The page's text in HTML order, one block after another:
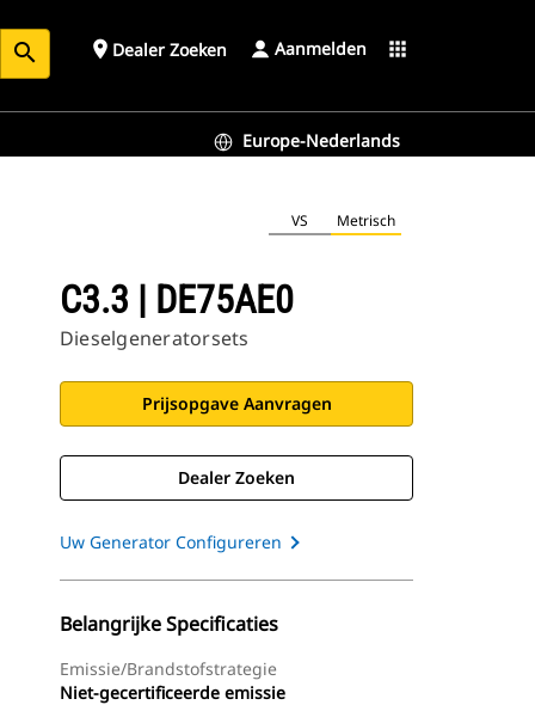
search place Dealer Zoeken Aanmelden apps
Europe-Nederlands
VS Metrisch
C3.3 | DE75AE0
Dieselgeneratorsets
Prijsopgave Aanvragen
Dealer Zoeken
Uw Generator Configureren
Belangrijke Specificaties
Emissie/brandstofstrategie
Niet-gecertificeerde emissie